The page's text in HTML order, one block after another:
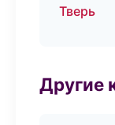
Тверь
Другие